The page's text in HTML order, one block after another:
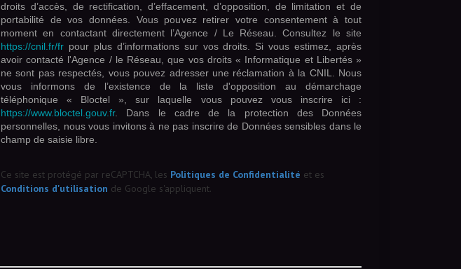
droits d’accès, de rectification, d’effacement, d’opposition, de limitation et de
portabilité de vos données. Vous pouvez retirer votre consentement à tout
moment en contactant directement l’Agence / Le Réseau. Consultez le site
https://cnil.fr/fr pour plus d’informations sur vos droits. Si vous estimez, après
avoir contacté l'Agence / le Réseau, que vos droits « Informatique et Libertés »
ne sont pas respectés, vous pouvez adresser une réclamation à la CNIL. Nous
vous informons de l’existence de la liste d'opposition au démarchage
téléphonique « Bloctel », sur laquelle vous pouvez vous inscrire ici :
https://www.bloctel.gouv.fr. Dans le cadre de la protection des Données
personnelles, nous vous invitons à ne pas inscrire de Données sensibles dans le
champ de saisie libre.
Ce site est protégé par reCAPTCHA, les Politiques de Confidentialité et es
Conditions d'utilisation de Google s'appliquent.